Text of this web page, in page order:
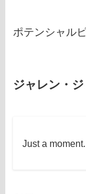
ポテンシャル
ジャレン・
Just a moment...